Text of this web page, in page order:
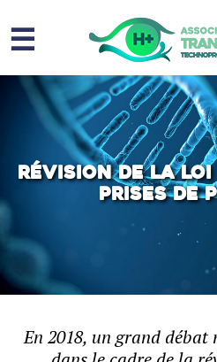
☰
Homme
Question
Risques
Révision de la loi
prises de
En 2018, un grand